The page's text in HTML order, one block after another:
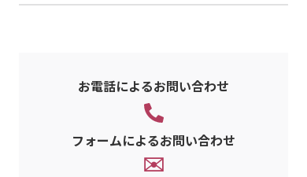
お電話によるお問い合わせ
フォームによるお問い合わせ
✉️